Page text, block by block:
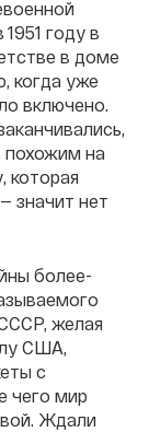
году в
в доме
когда уже
включено.
похожим на
которая
значит нет
более-
желая
США,
с
чего мир
Ждали